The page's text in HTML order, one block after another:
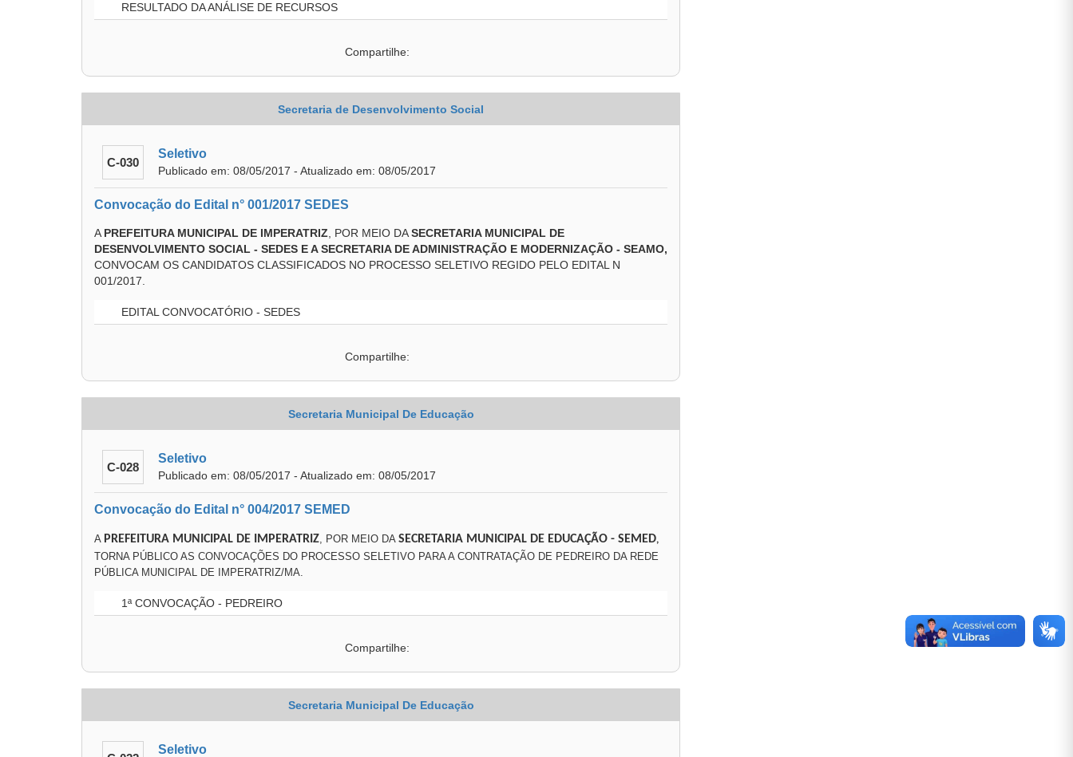
RESULTADO DA ANÁLISE DE RECURSOS
Compartilhe:
Secretaria de Desenvolvimento Social
C-030
Seletivo
Publicado em: 08/05/2017 - Atualizado em: 08/05/2017
Convocação do Edital n° 001/2017 SEDES
A PREFEITURA MUNICIPAL DE IMPERATRIZ , POR MEIO DASECRETARIA MUNICIPAL DE
DESENVOLVIMENTO SOCIAL - SEDES E A SECRETARIA DE ADMINISTRAÇÃO E MODERNIZAÇÃO - SEAMO,
CONVOCAM OS CANDIDATOS CLASSIFICADOS NO PROCESSO SELETIVO REGIDO PELO EDITAL N
001/2017.
EDITAL CONVOCATÓRIO - SEDES
Compartilhe:
Secretaria Municipal De Educação
C-028
Seletivo
Publicado em: 08/05/2017 - Atualizado em: 08/05/2017
Convocação do Edital n° 004/2017 SEMED
A PREFEITURA MUNICIPAL DE IMPERATRIZ, POR MEIO DA SECRETARIA MUNICIPAL DE EDUCAÇÃO - SEMED,
TORNA PÚBLICO AS CONVOCAÇÕES DO PROCESSO SELETIVO PARA A CONTRATAÇÃO DE PEDREIRO DA REDE
PÚBLICA MUNICIPAL DE IMPERATRIZ/MA.
1ª CONVOCAÇÃO - PEDREIRO
Compartilhe:
Secretaria Municipal De Educação
Seletivo